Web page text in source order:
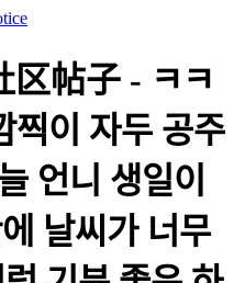
帖子 - ㅋㅋ
찍이 자두 공주
언니 생일이
날씨가 너무